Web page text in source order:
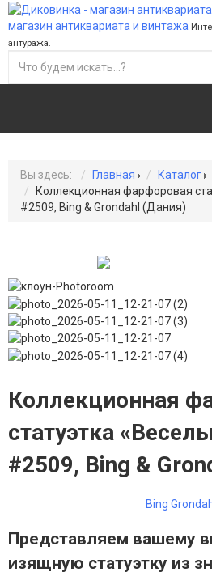
магазин антиквариата и винтажа
антуража.
Вы здесь: Главная
Каталог
Коллекционная фарфоровая
#2509, Bing & Grondahl (Дания)
Коллекционная
статуэтка
#2509, Bing &
Bing
Представляем вашему
изящную статуэтку из